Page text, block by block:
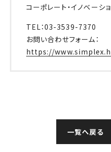
コーポレート・イノベーシ
TEL：03-3539-7370
お問い合わせフォーム：
https://
一覧へ戻る